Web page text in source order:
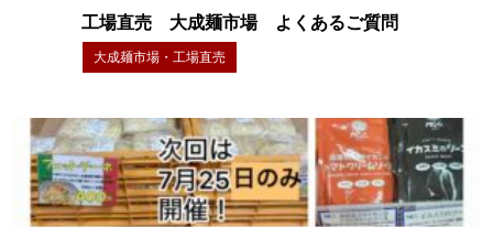
工場直売 大成麺市場 よくあるご質問
大成麺市場・工場直売